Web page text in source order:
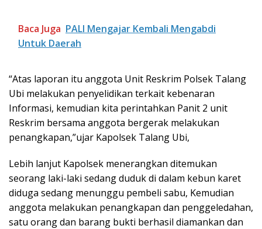
Baca Juga PALI Mengajar Kembali Mengabdi
Untuk Daerah
“Atas laporan itu anggota Unit Reskrim Polsek Talang
Ubi melakukan penyelidikan terkait kebenaran
Informasi, kemudian kita perintahkan Panit 2 unit
Reskrim bersama anggota bergerak melakukan
penangkapan,”ujar Kapolsek Talang Ubi,
Lebih lanjut Kapolsek menerangkan ditemukan
seorang laki-laki sedang duduk di dalam kebun karet
diduga sedang menunggu pembeli sabu, Kemudian
anggota melakukan penangkapan dan penggeledahan,
satu orang dan barang bukti berhasil diamankan dan